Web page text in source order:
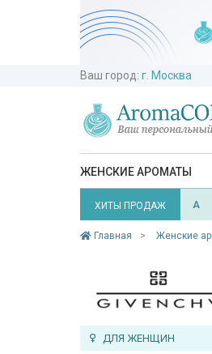
Ваш город: г. Москва
ЖЕНСКИЕ АРОМАТЫ
ХИТЫ ПРОДАЖ A
Главная Женские
ДЛЯ ЖЕНЩИН